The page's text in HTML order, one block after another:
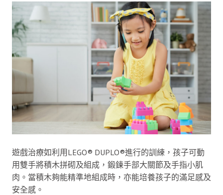
遊戲治療如利用LEGO® DUPLO®進行的訓練，孩子可動
用雙手將積木拼砌及組成，鍛鍊手部大關節及手指小肌
肉。當積木夠能精準地組成時，亦能培養孩子的滿足感及
安全感。